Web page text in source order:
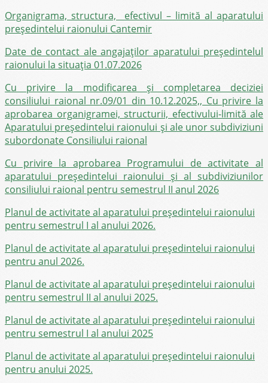
Organigrama, structura, efectivul – limită al aparatului
președintelui raionului Cantemir
Date de contact ale angajaților aparatului președintelul
raionului la situația 01.07.2026
Cu privire la modificarea și completarea deciziei
consiliului raional nr.09/01 din 10.12.2025,, Cu privire la
aprobarea organigramei, structurii, efectivului-limită ale
Aparatului președintelui raionului și ale unor subdiviziuni
subordonate Consiliului raional
Cu privire la aprobarea Programului de activitate al
aparatului preşedintelui raionului și al subdiviziunilor
consiliului raional pentru semestrul II anul 2026
Planul de activitate al aparatului preşedintelui raionului
pentru semestrul I al anului 2026.
Planul de activitate al aparatului preşedintelui raionului
pentru anul 2026.
Planul de activitate al aparatului președintelui raionului
pentru semestrul II al anului 2025.
Planul de activitate al aparatului preşedintelui raionului
pentru semestrul I al anului 2025
Planul de activitate al aparatului preşedintelui raionului
pentru anului 2025.